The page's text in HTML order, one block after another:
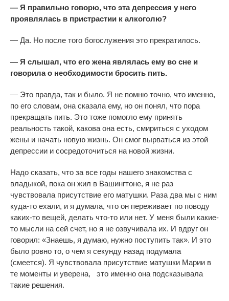
— Я правильно говорю, что эта депрессия у него
проявлялась в пристрастии к алкоголю?
— Да. Но после того богослужения это прекратилось.
— Я слышал, что его жена являлась ему во сне и
говорила о необходимости бросить пить.
— Это правда, так и было. Я не помню точно, что именно,
по его словам, она сказала ему, но он понял, что пора
прекращать пить. Это тоже помогло ему принять
реальность такой, какова она есть, смириться с уходом
жены и начать новую жизнь. Он смог вырваться из этой
депрессии и сосредоточиться на новой жизни.
Надо сказать, что за все годы нашего знакомства с
владыкой, пока он жил в Вашингтоне, я не раз
чувствовала присутствие его матушки. Раза два мы с ним
куда-то ехали, и я думала, что он переживает по поводу
каких-то вещей, делать что-то или нет. У меня были какие-
то мысли на сей счет, но я не озвучивала их. И вдруг он
говорил: «Знаешь, я думаю, нужно поступить так». И это
было ровно то, о чем я секунду назад подумала
(смеется). Я чувствовала присутствие матушки Марии в
те моменты и уверена, это именно она подсказывала
такие решения.